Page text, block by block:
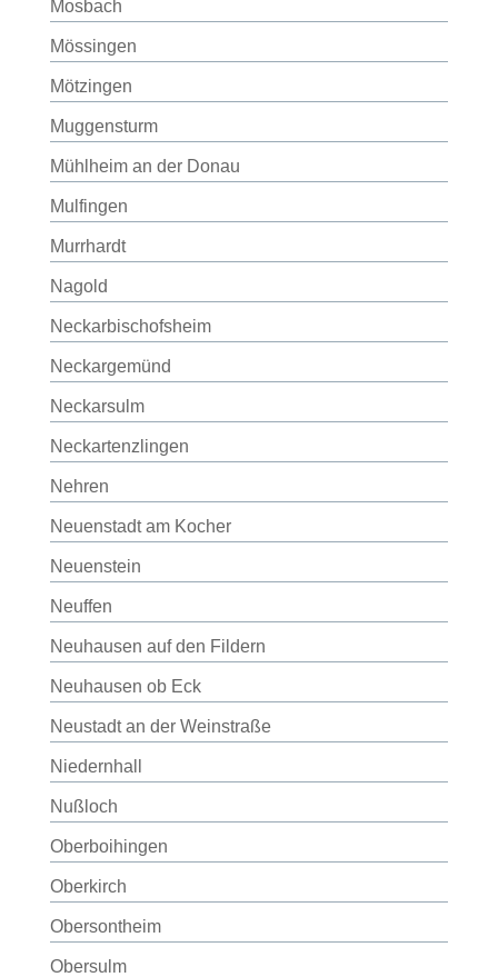
Mosbach
Mössingen
Mötzingen
Muggensturm
Mühlheim an der Donau
Mulfingen
Murrhardt
Nagold
Neckarbischofsheim
Neckargemünd
Neckarsulm
Neckartenzlingen
Nehren
Neuenstadt am Kocher
Neuenstein
Neuffen
Neuhausen auf den Fildern
Neuhausen ob Eck
Neustadt an der Weinstraße
Niedernhall
Nußloch
Oberboihingen
Oberkirch
Obersontheim
Obersulm